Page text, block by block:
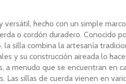
versátil, hecho con un simple
o cordón duradero. Conocido
la silla combina la artesanía
y su construcción aireada lo
a menudo que se encuentran en
Las sillas de cuerda vienen en